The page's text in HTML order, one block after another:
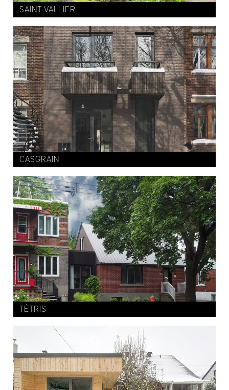
SAINT-VALLIER
CASGRAIN
TÉTRIS